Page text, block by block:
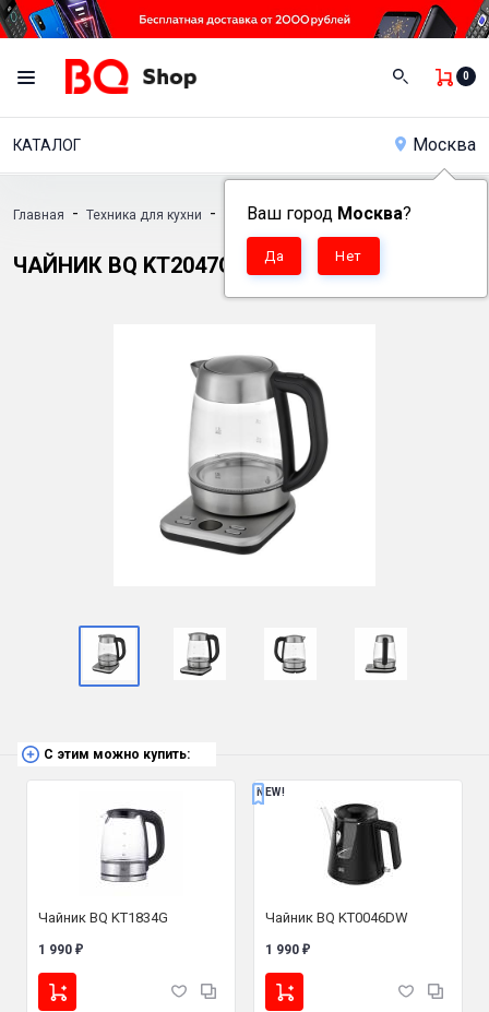
0
КАТАЛОГ Москва
Ваш город Москва?
Главная - Техника для кухни - Электрочайники - Чайник BQ KT2047G
ЧАЙНИК BQ KT2047G
С этим можно купить:
Чайник BQ KT1834G
1 990 ₽
NEW!
Чайник BQ KT0046DW
1 990 ₽